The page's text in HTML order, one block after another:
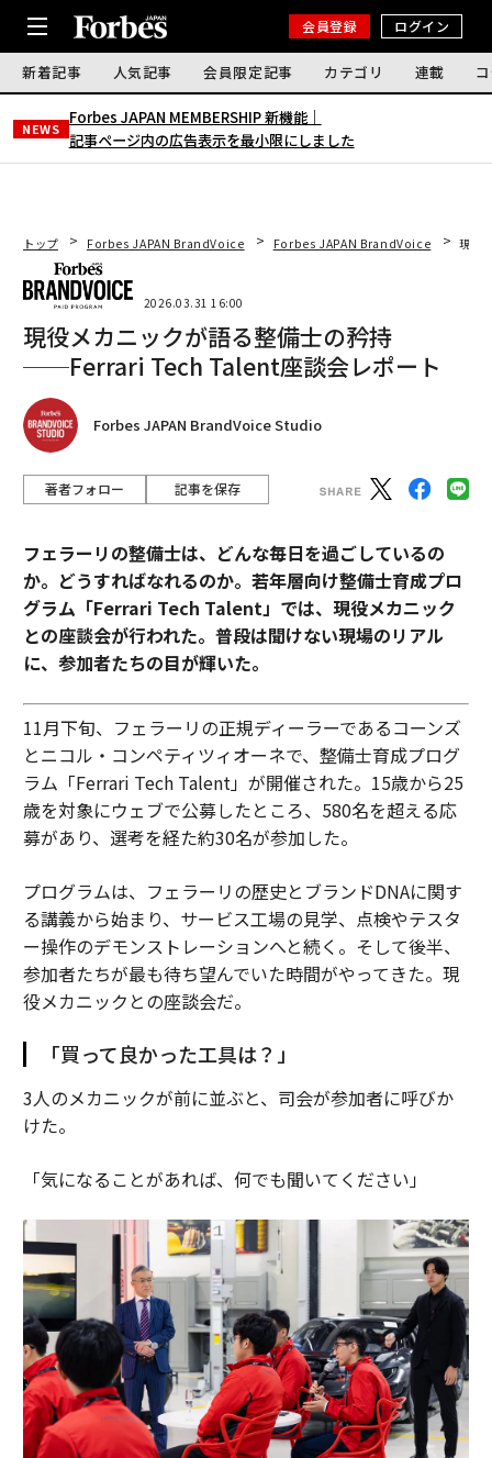
会員登録 ログイン
新着記事 人気記事 会員限定記事 カテゴリ 連載
NEWS
Forbes JAPAN MEMBERSHIP 新機能｜
記事ページ内の広告表示を最小限にしました
トップ Forbes JAPAN BrandVoice Forbes JAPAN BrandVoice 現役
2026.03.31 16:00
現役メカニックが語る整備士の矜持
──Ferrari Tech Talent座談会レポート
Forbes JAPAN BrandVoice Studio
著者フォロー 記事を保存
フェラーリの整備士は、どんな毎日を過ごしているの
か。どうすればなれるのか。若年層向け整備士育成プロ
グラム「Ferrari Tech Talent」では、現役メカニック
との座談会が行われた。普段は聞けない現場のリアル
に、参加者たちの目が輝いた。
11月下旬、フェラーリの正規ディーラーであるコーンズ
とニコル・コンペティツィオーネで、整備士育成プログ
ラム「Ferrari Tech Talent」が開催された。15歳から25
歳を対象にウェブで公募したところ、580名を超える応
募があり、選考を経た約30名が参加した。
プログラムは、フェラーリの歴史とブランドDNAに関す
る講義から始まり、サービス工場の見学、点検やテスタ
ー操作のデモンストレーションへと続く。そして後半、
参加者たちが最も待ち望んでいた時間がやってきた。現
役メカニックとの座談会だ。
「買って良かった工具は？」
3人のメカニックが前に並ぶと、司会が参加者に呼びか
けた。
「気になることがあれば、何でも聞いてください」